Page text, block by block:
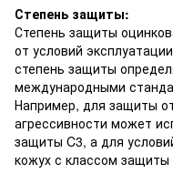
Степень защиты:
Степень защиты
от условий
степень защиты
международными
Например, для защиты
агрессивности может
защиты C3, а для
кожух с классом защиты